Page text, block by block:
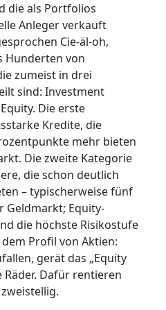
die als Portfolios
Anleger verkauft
Cie-äl-oh,
Hunderten von
zumeist in drei
sind: Investment
Die erste
Kredite, die
mehr bieten
Die zweite Kategorie
die schon deutlich
– typischerweise fünf
Geldmarkt; Equity-
die höchste Risikostufe
Profil von Aktien:
gerät das „Equity
Räder. Dafür rentieren